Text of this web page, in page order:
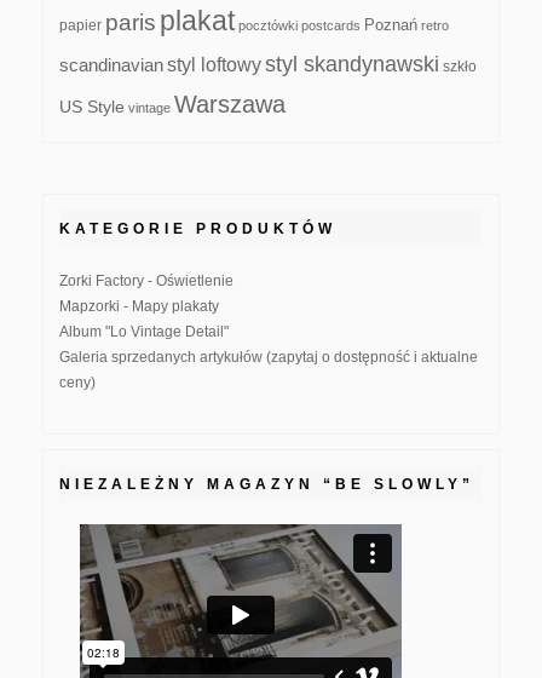
papier paris plakat pocztówki postcards Poznań retro
scandinavianstyl loftowystyl skandynawski szkło
US Style vintage Warszawa
KATEGORIE PRODUKTÓW
Zorki Factory - Oświetlenie
Mapzorki - Mapy plakaty
Album "Lo Vintage Detail"
Galeria sprzedanych artykułów (zapytaj o dostępność i aktualne
ceny)
NIEZALEŻNY MAGAZYN “BE SLOWLY”